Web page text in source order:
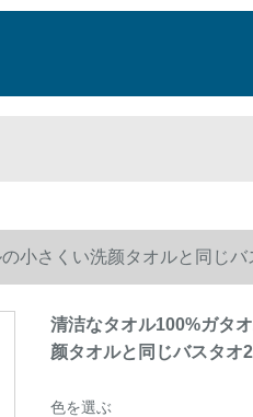
小さくい洗颜タオルと同じバ
清洁なタオル100%ガタ
颜タオルと同じバスタオ
色を選ぶ